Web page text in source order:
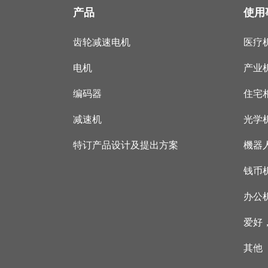
产品
齿轮减速电机
电机
编码器
减速机
特订产品设计及提出方案
使用
医疗
产业
住宅
光学
機器
钱币
办公
爱好
其他